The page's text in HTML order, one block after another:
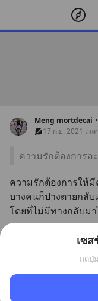
Meng mortdecai •
17 ก.ย. 2021 เว
ความรักต้องการอ
ความรักต้องการให้
บางคนก็ปางตายกลั
โดยที่ไม่มีทางกลับมา
เซ
กดปุ่